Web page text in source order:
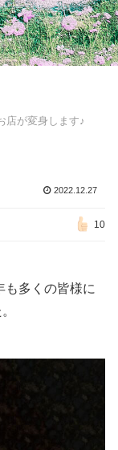
店が変身します♪
2022.12.27
10
も多くの皆様に